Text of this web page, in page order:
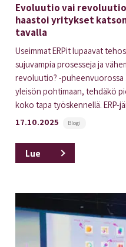
Evoluutio vai
haastoi yritykset
tavalla
Useimmat ERPit lupaavat
sujuvampia prosesseja ja
revoluutio? -puheenvuorossa
yleisön pohtimaan, tehdäkö
koko tapa työskennellä. ERP-
17.10.2025
Blogi
Lue